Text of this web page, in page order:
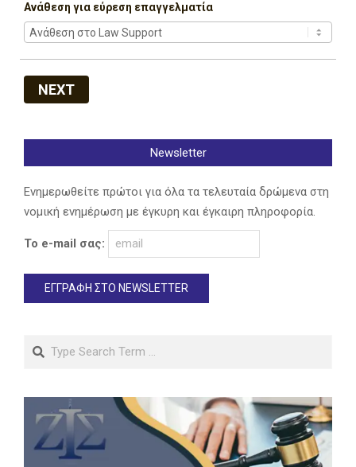
Ανάθεση για εύρεση επαγγελματία
NEXT
Newsletter
Ενημερωθείτε πρώτοι για όλα τα τελευταία δρώμενα στη
νομική ενημέρωση με έγκυρη και έγκαιρη πληροφορία.
Το e-mail σας:
Search